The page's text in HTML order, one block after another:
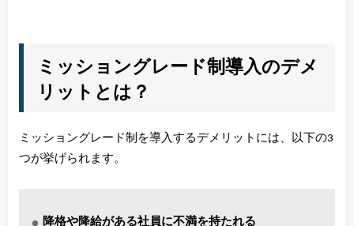
ミッショングレード制導入のデメ
リットとは？
ミッショングレード制を導入するデメリットには、以下の3
つが挙げられます。
降格や降給がある社員に不満を持たれる